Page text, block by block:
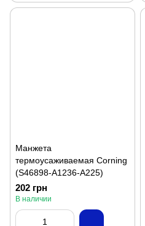
Манжета
термоусаживаемая Corning
(S46898-A1236-A225)
202 грн
В наличии